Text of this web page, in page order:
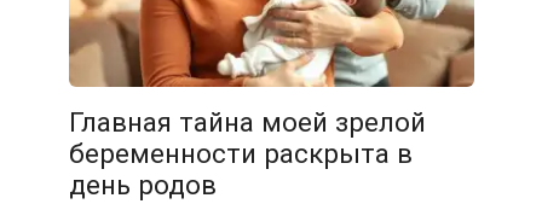
Главная тайна моей зрелой
беременности раскрыта в
день родов